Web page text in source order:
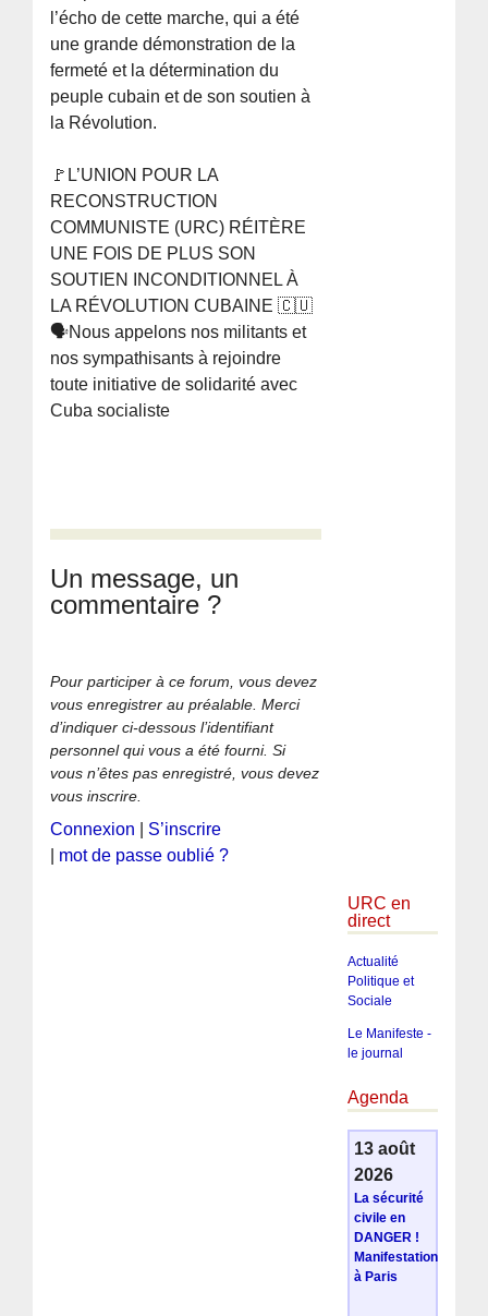
l’écho de cette marche, qui a été
une grande démonstration de la
fermeté et la détermination du
peuple cubain et de son soutien à
la Révolution.
🚩L’UNION POUR LA
RECONSTRUCTION
COMMUNISTE (URC) RÉITÈRE
UNE FOIS DE PLUS SON
SOUTIEN INCONDITIONNEL À
LA RÉVOLUTION CUBAINE 🇨🇺
🗣Nous appelons nos militants et
nos sympathisants à rejoindre
toute initiative de solidarité avec
Cuba socialiste
Un message, un
commentaire ?
Pour participer à ce forum, vous devez
vous enregistrer au préalable. Merci
d’indiquer ci-dessous l’identifiant
personnel qui vous a été fourni. Si
vous n’êtes pas enregistré, vous devez
vous inscrire.
Connexion
S’inscrire
mot de passe oublié ?
URC en
direct
Actualité
Politique et
Sociale
Le Manifeste -
le journal
Agenda
13 août
2026
La sécurité
civile en
DANGER !
Manifestation
à Paris